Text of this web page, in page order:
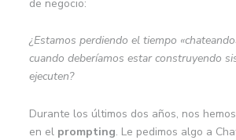
de negocio:
¿Estamos perdiendo el tiempo
cuando deberíamos estar construyendo
ejecuten?
Durante los últimos dos años, nos
en el prompting. Le pedimos algo a